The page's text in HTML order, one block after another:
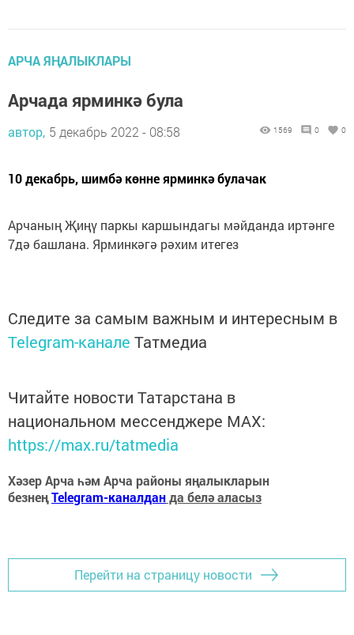
АРЧА ЯҢАЛЫКЛАРЫ
Арчада ярминкә була
автор, 5 декабрь 2022 - 08:58 1569 0 0
10 декабрь, шимбә көнне ярминкә булачак
Арчаның Җиңү паркы каршындагы мәйданда иртәнге
7дә башлана. Ярминкәгә рәхим итегез
Следите за самым важным и интересным в
Telegram-канале Татмедиа
Читайте новости Татарстана в
национальном мессенджере MАХ:
https://max.ru/tatmedia
Хәзер Арча һәм Арча районы яңалыкларын
безнеңTelegram-каналданда белә аласыз
Перейти на страницу новости